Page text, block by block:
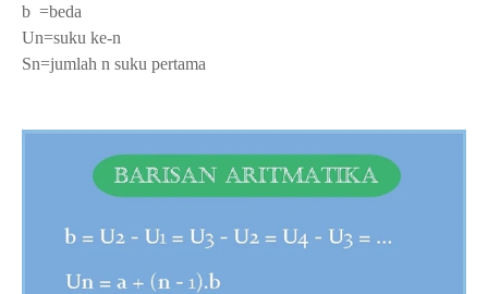
b =beda
Un=suku ke-n
Sn=jumlah n suku pertama